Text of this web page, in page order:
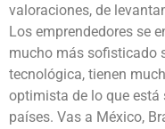
valoraciones, de
Los emprendedores se
mucho más sofisticado
tecnológica, tienen
optimista de lo que está
países. Vas a México,